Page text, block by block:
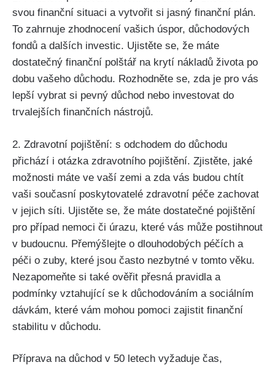
svou finanční situaci a vytvořit si jasný finanční plán.
To zahrnuje zhodnocení vašich úspor, důchodových
fondů a dalších investic. Ujistěte se, že máte
dostatečný finanční polštář na krytí nákladů života po
dobu vašeho důchodu. Rozhodněte se, zda je pro vás
lepší vybrat si pevný důchod nebo investovat do
trvalejších finančních nástrojů.
2. Zdravotní pojištění: s odchodem do důchodu
přichází i otázka zdravotního pojištění. Zjistěte, jaké
možnosti máte ve vaší zemi a zda vás budou chtít
vaši současní poskytovatelé zdravotní péče zachovat
v jejich síti. Ujistěte se, že máte dostatečné pojištění
pro případ nemoci či úrazu, které vás může postihnout
v budoucnu. Přemýšlejte o dlouhodobých péčích a
péči o zuby, které jsou často nezbytné v tomto věku.
Nezapomeňte si také ověřit přesná pravidla a
podmínky vztahující se k důchodováním a sociálním
dávkám, které vám mohou pomoci zajistit finanční
stabilitu v důchodu.
Příprava na důchod v 50 letech vyžaduje čas,